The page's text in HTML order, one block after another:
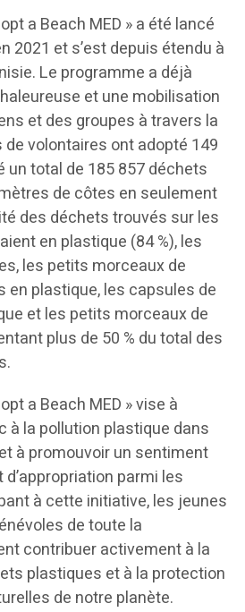
a Beach MED » a été lancé
2021 et s’est depuis étendu à
Le programme a déjà
et une mobilisation
et des groupes à travers la
de volontaires ont adopté 149
un total de 185 857 déchets
de côtes en seulement
des déchets trouvés sur les
en plastique (84 %), les
les petits morceaux de
en plastique, les capsules de
et les petits morceaux de
plus de 50 % du total des
a Beach MED » vise à
à la pollution plastique dans
à promouvoir un sentiment
parmi les
à cette initiative, les jeunes
de toute la
contribuer activement à la
plastiques et à la protection
de notre planète.